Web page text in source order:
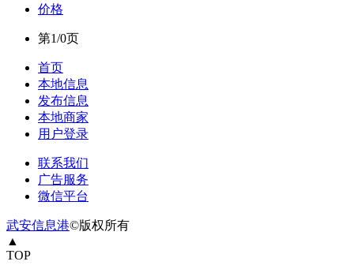
价格
第1/0页
首页
本地信息
发布信息
本地商家
用户登录
联系我们
广告服务
微信平台
武安信息港©版权所有
▲
TOP